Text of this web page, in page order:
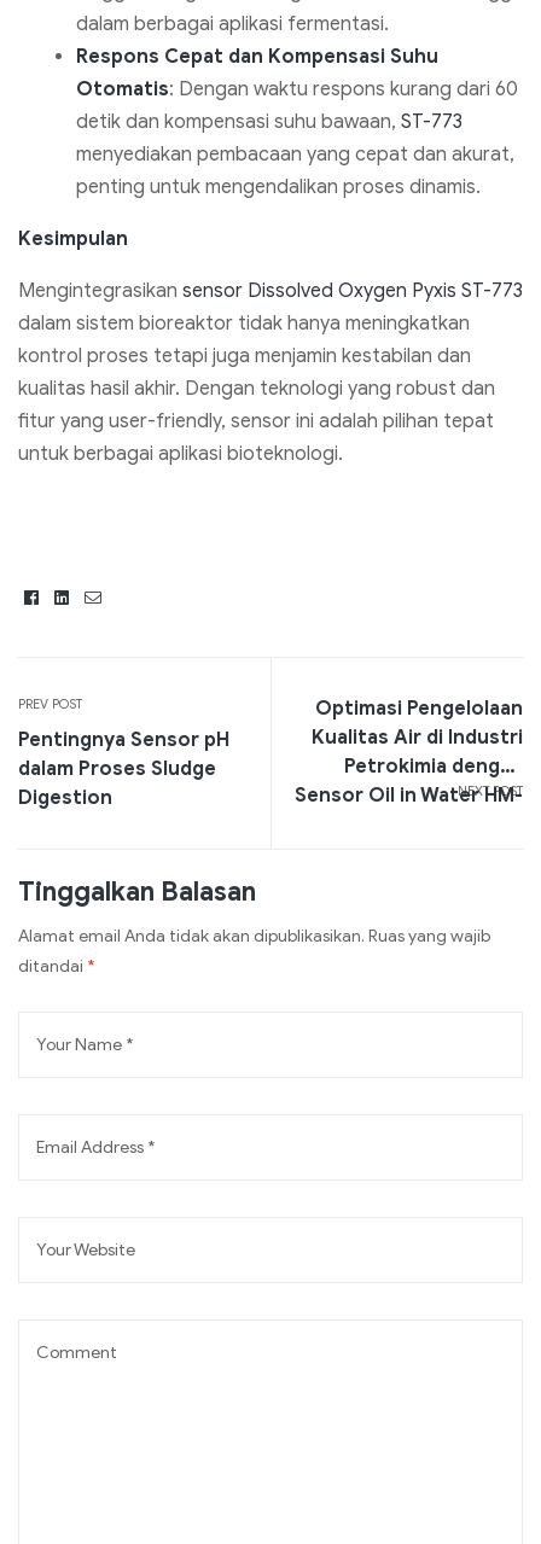
dalam berbagai aplikasi fermentasi.
Respons Cepat dan Kompensasi Suhu
Otomatis: Dengan waktu respons kurang dari 60
detik dan kompensasi suhu bawaan, ST-773
menyediakan pembacaan yang cepat dan akurat,
penting untuk mengendalikan proses dinamis.
Kesimpulan
Mengintegrasikan sensor Dissolved Oxygen Pyxis ST-773
dalam sistem bioreaktor tidak hanya meningkatkan
kontrol proses tetapi juga menjamin kestabilan dan
kualitas hasil akhir. Dengan teknologi yang robust dan
fitur yang user-friendly, sensor ini adalah pilihan tepat
untuk berbagai aplikasi bioteknologi.
FacebookLinkedin
Email
PREV POST
Pentingnya Sensor pH
dalam Proses Sludge
Digestion
NEXT POST
Optimasi Pengelolaan
Kualitas Air di Industri
Petrokimia dengan
Sensor Oil in Water HM-
Tinggalkan Balasan
Alamat email Anda tidak akan dipublikasikan. Ruas yang wajib
ditandai *